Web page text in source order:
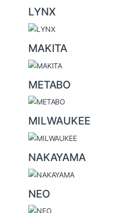
LYNX
MAKITA
METABO
MILWAUKEE
NAKAYAMA
NEO